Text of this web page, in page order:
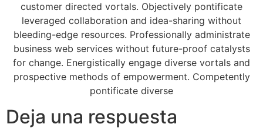
customer directed vortals. Objectively pontificate
leveraged collaboration and idea-sharing without
bleeding-edge resources. Professionally administrate
business web services without future-proof catalysts
for change. Energistically engage diverse vortals and
prospective methods of empowerment. Competently
pontificate diverse
Deja una respuesta